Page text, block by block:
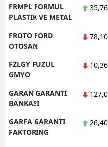
FRMPL FORMUL
PLASTIK VE METAL
35,76
FROTO FORD
OTOSAN
78,10
FZLGY FUZUL
GMYO
10,36
GARAN GARANTI
BANKASI
GARFA GARANTI
FAKTORING
26,40